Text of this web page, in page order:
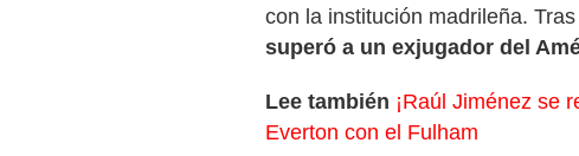
con la institución madrileña.
superó a un exjugador del
Lee también ¡Raúl Jiménez se
Everton con el Fulham